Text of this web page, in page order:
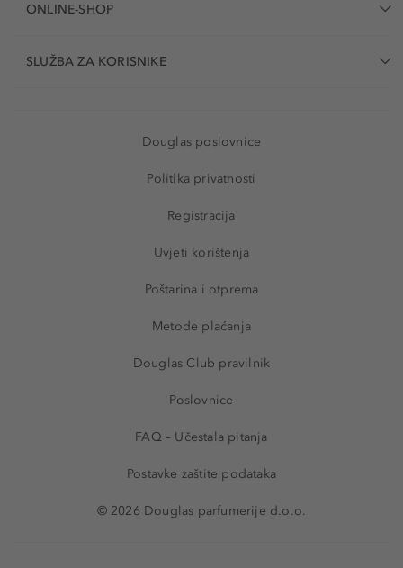
ONLINE-SHOP
SLUŽBA ZA KORISNIKE
Douglas poslovnice
Politika privatnosti
Registracija
Uvjeti korištenja
Poštarina i otprema
Metode plaćanja
Douglas Club pravilnik
Poslovnice
FAQ – Učestala pitanja
Postavke zaštite podataka
© 2026 Douglas parfumerije d.o.o.